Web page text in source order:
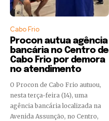
Cabo Frio
Procon autua agência
bancária no Centro de
Cabo Frio por demora
no atendimento
O Procon de Cabo Frio autuou,
nesta terça-feira (14), uma
agência bancária localizada na
Avenida Assunção, no Centro,